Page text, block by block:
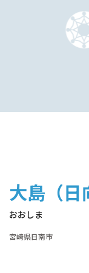
大島（日
おおしま
宮崎県日南市